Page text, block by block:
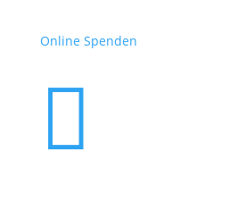
Online Spenden
